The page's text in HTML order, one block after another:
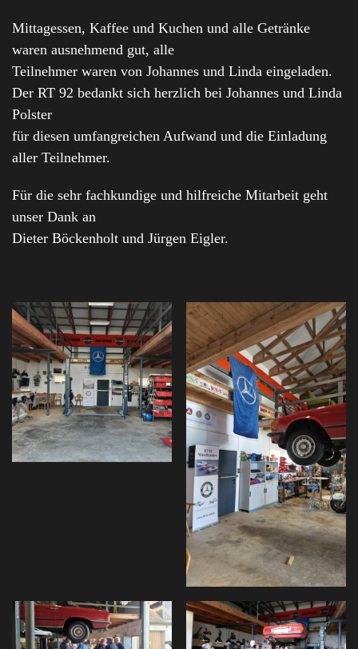
Mittagessen, Kaffee und Kuchen und alle Getränke
waren ausnehmend gut, alle
Teilnehmer waren von Johannes und Linda eingeladen.
Der RT 92 bedankt sich herzlich bei Johannes und Linda
Polster
für diesen umfangreichen Aufwand und die Einladung
aller Teilnehmer.
Für die sehr fachkundige und hilfreiche Mitarbeit geht
unser Dank an
Dieter Böckenholt und Jürgen Eigler.